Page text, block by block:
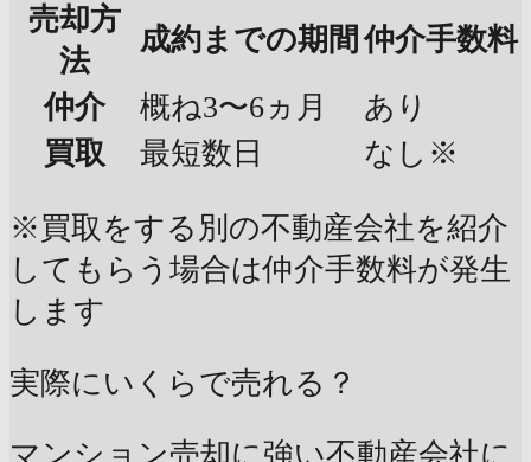
売却方
法
成約までの期間 仲介手数料
仲介
概ね3〜6ヵ月
あり
買取
最短数日 なし※
※買取をする別の不動産会社を紹介
してもらう場合は仲介手数料が発生
します
実際にいくらで売れる？
マンション売却に強い不動産会社に